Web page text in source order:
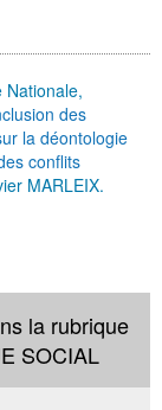
Nationale,
des
la déontologie
conflits
MARLEIX.
la rubrique
SOCIAL